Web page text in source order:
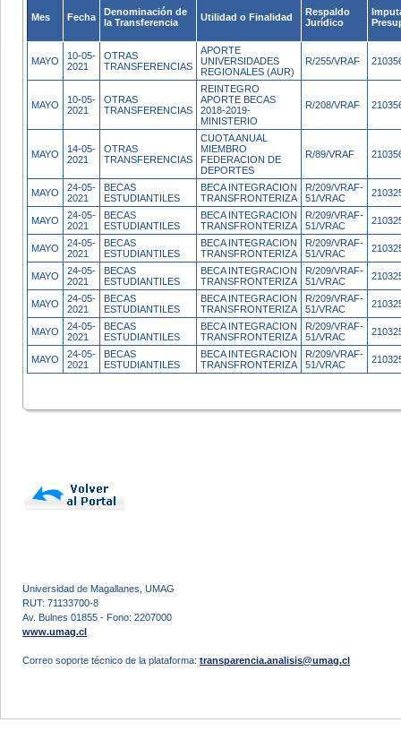
Mes Fecha
Denominación de
la Transferencia
Utilidad o Finalidad
Respaldo
Jurídico
MAYO
10-05-
2021
OTRAS
TRANSFERENCIAS
APORTE
UNIVERSIDADES
REGIONALES (AUR)
R/255/VRAF
MAYO
10-05-
2021
OTRAS
TRANSFERENCIAS
REINTEGRO
APORTE BECAS
2018-2019-
MINISTERIO
R/208/VRAF
MAYO
14-05-
2021
OTRAS
TRANSFERENCIAS
CUOTA ANUAL
MIEMBRO
FEDERACION DE
DEPORTES
R/89/VRAF
MAYO
24-05-
2021
BECAS
ESTUDIANTILES
BECA INTEGRACION
TRANSFRONTERIZA
R/209/VRAF-
51/VRAC
MAYO
24-05-
2021
BECAS
ESTUDIANTILES
BECA INTEGRACION
TRANSFRONTERIZA
R/209/VRAF-
51/VRAC
MAYO
24-05-
2021
BECAS
ESTUDIANTILES
BECA INTEGRACION
TRANSFRONTERIZA
R/209/VRAF-
51/VRAC
MAYO
24-05-
2021
BECAS
ESTUDIANTILES
BECA INTEGRACION
TRANSFRONTERIZA
R/209/VRAF-
51/VRAC
MAYO
24-05-
2021
BECAS
ESTUDIANTILES
BECA INTEGRACION
TRANSFRONTERIZA
R/209/VRAF-
51/VRAC
MAYO
24-05-
2021
BECAS
ESTUDIANTILES
BECA INTEGRACION
TRANSFRONTERIZA
R/209/VRAF-
51/VRAC
MAYO
24-05-
2021
BECAS
ESTUDIANTILES
BECA INTEGRACION
TRANSFRONTERIZA
R/209/VRAF-
51/VRAC
Universidad de Magallanes, UMAG
RUT: 71133700-8
Av. Bulnes 01855 - Fono: 2207000
www.umag.cl
Correo soporte técnico de la plataforma: transparencia.analisis@umag.cl